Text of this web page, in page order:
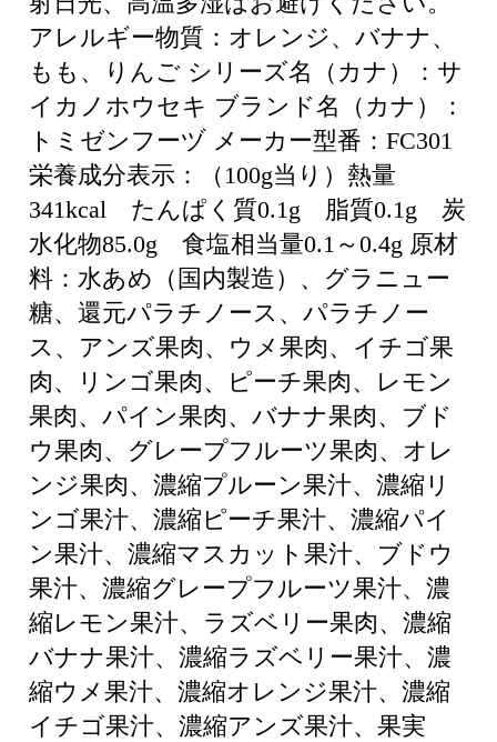
アレルギー物質：オレンジ、バナナ、
もも、りんご シリーズ名（カナ）：サ
イカノホウセキ ブランド名（カナ）：
トミゼンフーヅ メーカー型番：FC301
栄養成分表示：（100g当り）熱量
341kcal たんぱく質0.1g 脂質0.1g 炭
水化物85.0g 食塩相当量0.1～0.4g 原材
料：水あめ（国内製造）、グラニュー
糖、還元パラチノース、パラチノー
ス、アンズ果肉、ウメ果肉、イチゴ果
肉、リンゴ果肉、ピーチ果肉、レモン
果肉、パイン果肉、バナナ果肉、ブド
ウ果肉、グレープフルーツ果肉、オレ
ンジ果肉、濃縮プルーン果汁、濃縮リ
ンゴ果汁、濃縮ピーチ果汁、濃縮パイ
ン果汁、濃縮マスカット果汁、ブドウ
果汁、濃縮グレープフルーツ果汁、濃
縮レモン果汁、ラズベリー果肉、濃縮
バナナ果汁、濃縮ラズベリー果汁、濃
縮ウメ果汁、濃縮オレンジ果汁、濃縮
イチゴ果汁、濃縮アンズ果汁、果実